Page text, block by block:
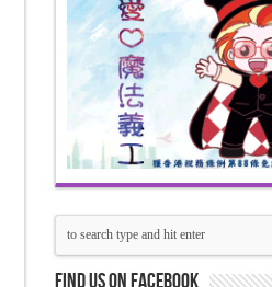
Find us on Facebook